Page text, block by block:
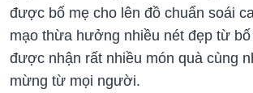
được bố mẹ cho lên đồ chuẩn soái
mạo thừa hưởng nhiều nét đẹp từ
được nhận rất nhiều món quà cùng
mừng từ mọi người.